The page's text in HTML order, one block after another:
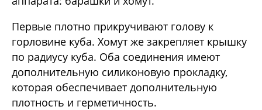
Первые плотно прикручивают голову к
горловине куба. Хомут же закрепляет крышку
по радиусу куба. Оба соединения имеют
дополнительную силиконовую прокладку,
которая обеспечивает дополнительную
плотность и герметичность.